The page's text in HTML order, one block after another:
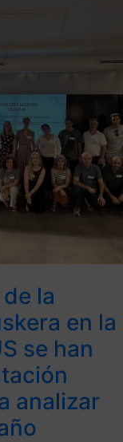
la
en la
se han
analizar